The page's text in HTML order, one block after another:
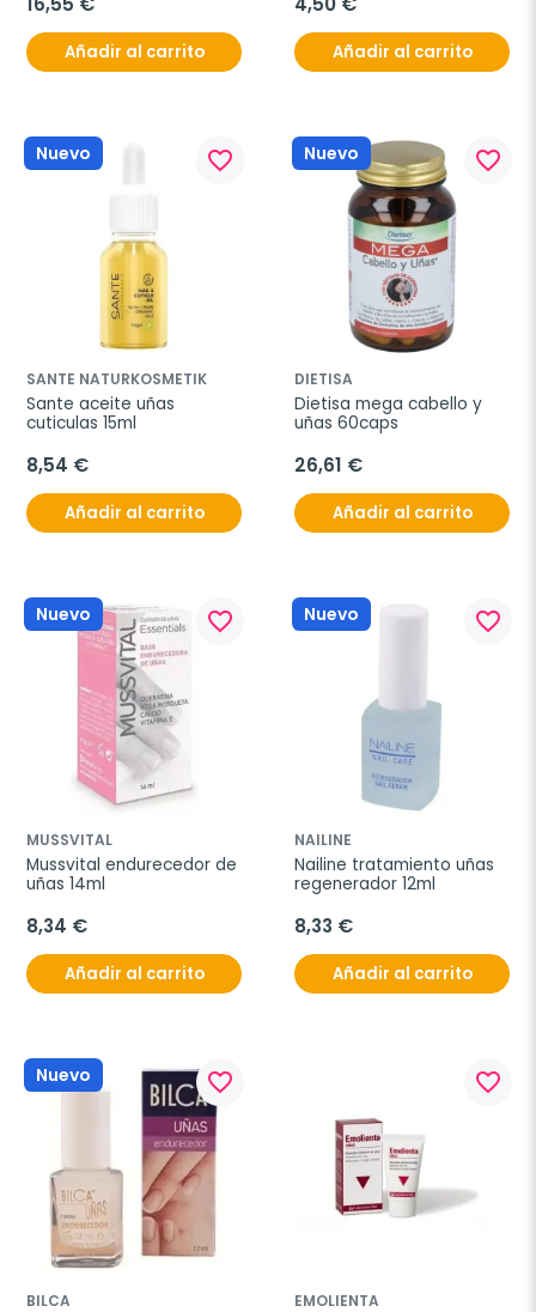
Añadir al carrito Añadir al carrito
Nuevo favorite_border
SANTE NATURKOSMETIK
Sante aceite uñas
cuticulas 15ml
8,54 €
Añadir al carrito
Nuevo favorite_border
DIETISA
Dietisa mega cabello y
uñas 60caps
26,61 €
Añadir al carrito
Nuevo favorite_border
MUSSVITAL
Mussvital endurecedor de
uñas 14ml
8,34 €
Añadir al carrito
Nuevo favorite_border
NAILINE
Nailine tratamiento uñas
regenerador 12ml
8,33 €
Añadir al carrito
Nuevo favorite_border
BILCA
favorite_border
EMOLIENTA